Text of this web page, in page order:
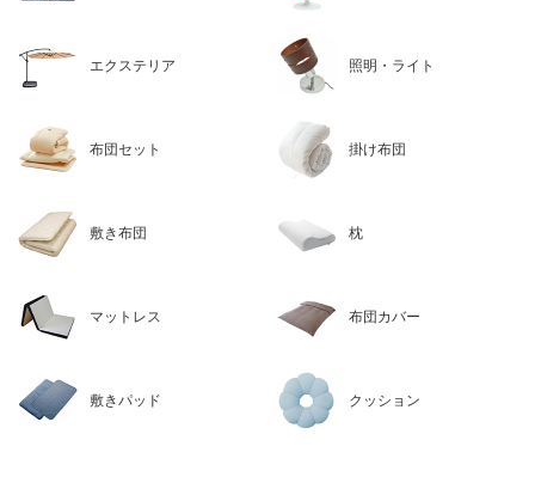
エクステリア 照明・ライト
布団セット 掛け布団
敷き布団 枕
マットレス 布団カバー
敷きパッド クッション